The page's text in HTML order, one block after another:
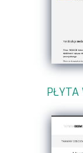
PŁYTA